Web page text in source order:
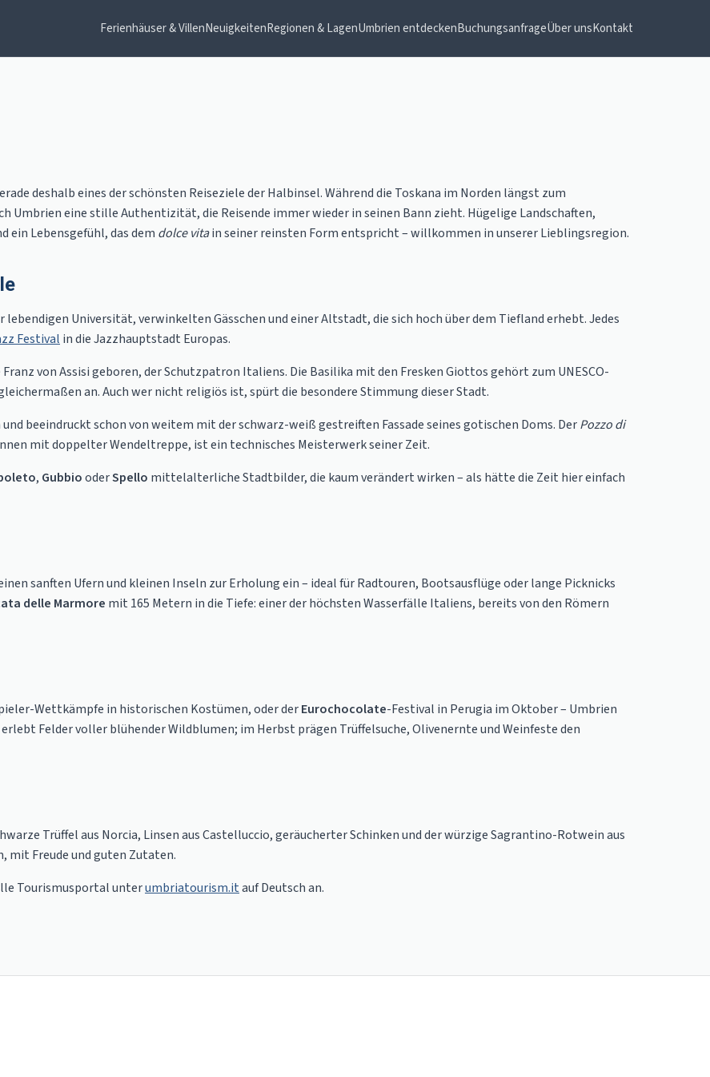
Ferienhäuser & VillenNeuigkeitenRegionen & LagenUmbrien entdeckenBuchungsanfrageÜber unsKontakt
deshalb eines der schönsten Reiseziele der Halbinsel. Während die Toskana im Norden längst zum
Umbrien eine stille Authentizität, die Reisende immer wieder in seinen Bann zieht. Hügelige Landschaften,
Lebensgefühl, das dem dolce vitain seiner reinsten Form entspricht – willkommen in unserer Lieblingsregion.
Universität, verwinkelten Gässchen und einer Altstadt, die sich hoch über dem Tiefland erhebt. Jedes
Festival in die Jazzhauptstadt Europas.
von Assisi geboren, der Schutzpatron Italiens. Die Basilika mit den Fresken Giottos gehört zum UNESCO-
an. Auch wer nicht religiös ist, spürt die besondere Stimmung dieser Stadt.
beeindruckt schon von weitem mit der schwarz-weiß gestreiften Fassade seines gotischen Doms. DerPozzo di
mit doppelter Wendeltreppe, ist ein technisches Meisterwerk seiner Zeit.
, GubbiooderSpello mittelalterliche Stadtbilder, die kaum verändert wirken – als hätte die Zeit hier einfach
sanften Ufern und kleinen Inseln zur Erholung ein – ideal für Radtouren, Bootsausflüge oder lange Picknicks
delle Marmore mit 165 Metern in die Tiefe: einer der höchsten Wasserfälle Italiens, bereits von den Römern
Wettkämpfe in historischen Kostümen, oder derEurochocolate-Festival in Perugia im Oktober – Umbrien
Felder voller blühender Wildblumen; im Herbst prägen Trüffelsuche, Olivenernte und Weinfeste den
Trüffel aus Norcia, Linsen aus Castelluccio, geräucherter Schinken und der würzige Sagrantino-Rotwein aus
mit Freude und guten Zutaten.
Tourismusportal unterumbriatourism.itauf Deutsch an.